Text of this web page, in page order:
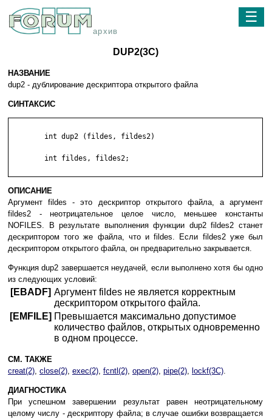
архив
☰
DUP2(3C)
НАЗВАНИЕ
dup2 - дублирование дескриптора открытого файла
СИНТАКСИС
ОПИСАНИЕ
Аргумент fildes - это дескриптор открытого файла, а аргумент
fildes2 - неотрицательное целое число, меньшее константы
NOFILES. В результате выполнения функции dup2 fildes2 станет
дескриптором того же файла, что и fildes. Если fildes2 уже был
дескриптором открытого файла, он предварительно закрывается.
Функция dup2 завершается неудачей, если выполнено хотя бы одно
из следующих условий:
[EBADF] Аргумент fildes не является корректным
дескриптором открытого файла.
[EMFILE] Превышается максимально допустимое
количество файлов, открытых одновременно
в одном процессе.
СМ. ТАКЖЕ
creat(2), close(2), exec(2), fcntl(2), open(2), pipe(2), lockf(3C).
ДИАГНОСТИКА
При успешном завершении результат равен неотрицательному
целому числу - дескриптору файла; в случае ошибки возвращается